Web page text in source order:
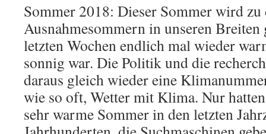
auf
Langeoog-
Weichgespültes
von
der
Nationalparkverwaltung
Sommer 2018: Dieser Sommer wird zu
Ausnahmesommern in unseren Breiten
letzten Wochen endlich mal wieder
sonnig war. Die Politik und die
daraus gleich wieder eine
wie so oft, Wetter mit Klima. Nur
sehr warme Sommer in den letzten